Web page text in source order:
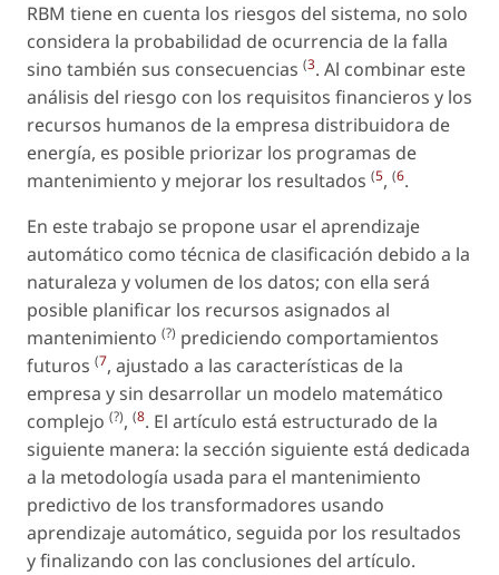
RBM tiene en cuenta los riesgos del sistema, no solo
considera la probabilidad de ocurrencia de la falla
sino también sus consecuencias (3. Al combinar este
análisis del riesgo con los requisitos financieros y los
recursos humanos de la empresa distribuidora de
energía, es posible priorizar los programas de
mantenimiento y mejorar los resultados (5, (6.
En este trabajo se propone usar el aprendizaje
automático como técnica de clasificación debido a la
naturaleza y volumen de los datos; con ella será
posible planificar los recursos asignados al
mantenimiento (?) prediciendo comportamientos
futuros (7, ajustado a las características de la
empresa y sin desarrollar un modelo matemático
complejo (?), (8. El artículo está estructurado de la
siguiente manera: la sección siguiente está dedicada
a la metodología usada para el mantenimiento
predictivo de los transformadores usando
aprendizaje automático, seguida por los resultados
y finalizando con las conclusiones del artículo.